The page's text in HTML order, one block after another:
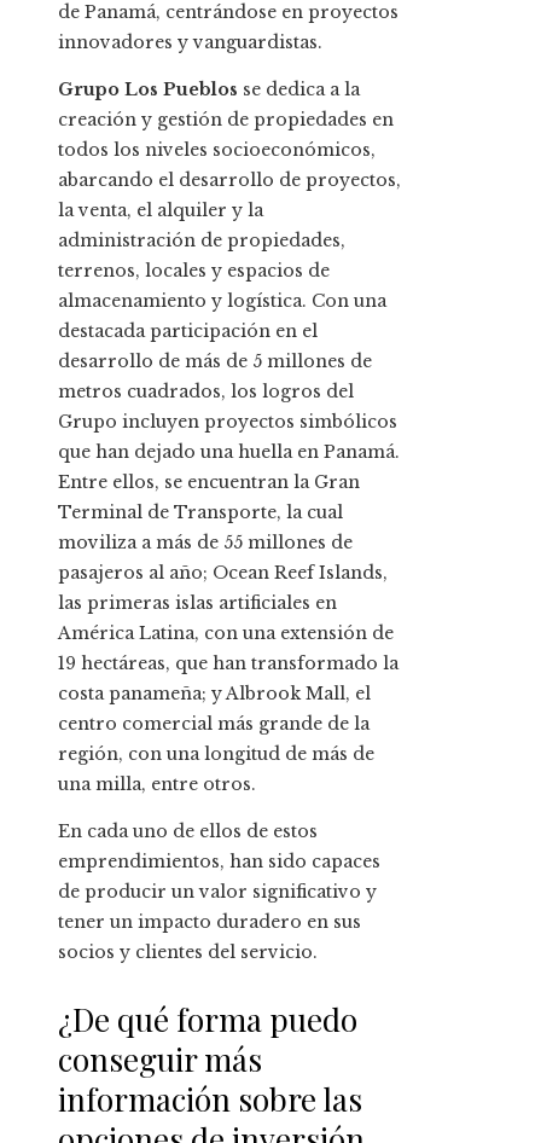
de Panamá, centrándose en proyectos
innovadores y vanguardistas.
Grupo Los Pueblos se dedica a la
creación y gestión de propiedades en
todos los niveles socioeconómicos,
abarcando el desarrollo de proyectos,
la venta, el alquiler y la
administración de propiedades,
terrenos, locales y espacios de
almacenamiento y logística. Con una
destacada participación en el
desarrollo de más de 5 millones de
metros cuadrados, los logros del
Grupo incluyen proyectos simbólicos
que han dejado una huella en Panamá.
Entre ellos, se encuentran la Gran
Terminal de Transporte, la cual
moviliza a más de 55 millones de
pasajeros al año; Ocean Reef Islands,
las primeras islas artificiales en
América Latina, con una extensión de
19 hectáreas, que han transformado la
costa panameña; y Albrook Mall, el
centro comercial más grande de la
región, con una longitud de más de
una milla, entre otros.
En cada uno de ellos de estos
emprendimientos, han sido capaces
de producir un valor significativo y
tener un impacto duradero en sus
socios y clientes del servicio.
¿De qué forma puedo
conseguir más
información sobre las